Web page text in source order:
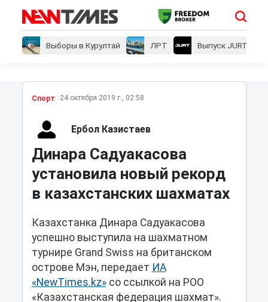
Выборы в Курултай ЛРТ Выпуск JURT
Спорт 24 октября 2019 г., 02:58
Ербол Казистаев
Динара Садуакасова
установила новый рекорд
в казахстанских шахматах
Казахстанка Динара Садуакасова
успешно выступила на шахматном
турнире Grand Swiss на британском
острове Мэн, передает ИА
«NewTimes.kz»со ссылкой на РОО
«Казахстанская федерация шахмат».